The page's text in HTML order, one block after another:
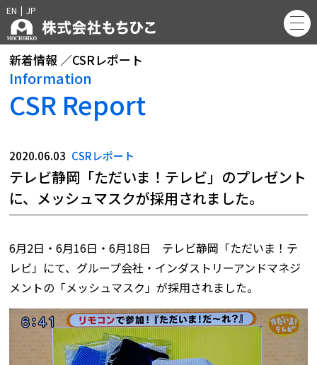
EN | JP
新着情報 ／CSRレポート
Information
CSR Report
2020.06.03 CSRレポート
テレビ静岡「ただいま！テレビ」のプレゼント
に、メッシュマスクが採用されました。
6月2日・6月16日・6月18日 テレビ静岡「ただいま！テ
レビ」にて、グループ会社・インダストリーアンドマネジ
メントの「メッシュマスク」が採用されました。